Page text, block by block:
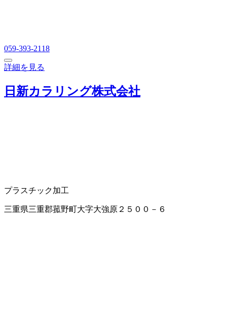
059-393-2118
詳細を見る
日新カラリング株式会社
プラスチック加工
三重県三重郡菰野町大字大強原２５００－６